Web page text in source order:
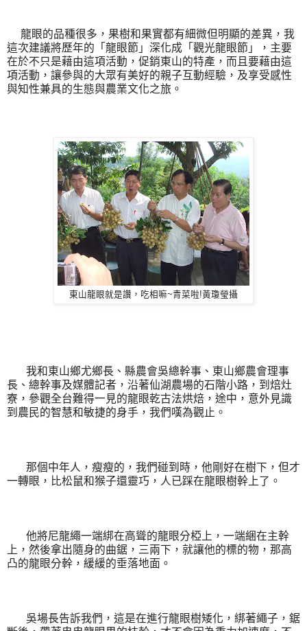
龍眼的品種很多，果樹和果實都有細微但明顯的差異，我
這次建議將歷年的「龍眼節」深化成「觀光龍眼節」，主要
在於不只是藉由這項活動，促銷東山的特產，而且要藉由這
項活動，讓參與的大眾有美好的親子互動經驗，及享受感性
與知性兼具的生態與農業文化之旅。
東山龍眼就是讚，吃相嘛~青菜啦!黃瓊瑩攝
我和東山鄉尤鄉長、縣農會吳總幹事、東山鄉農會理事
長、總幹事及媒體記者，沿著仙湖農場的石階小路，到焙灶
寮，參觀全台難得一見的龍眼乾古法烘焙，途中，意外見識
到農民的智慧和敏捷的身手，我們嘆為觀止。
那個中年人，瘦瘦的，我們碰到時，他剛好在樹下，但才
一轉眼，比松鼠和猴子還靈巧，人已踩在龍眼樹幹上了。
他將尼龍繩一端綁在高聳的龍眼分椏上，一端綑在主幹
上，然後拿出隨身的曲鋸，三兩下，就讓他的標的物，那高
凸的龍眼分幹，緩緩的垂落地面。
吳場長告訴我們，這是在進行龍眼樹矮化，綁著繩子，鋸